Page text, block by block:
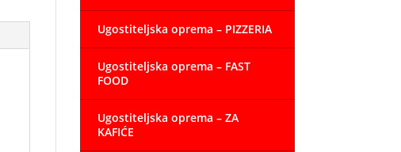
Ugostiteljska oprema – PIZZERIA
Ugostiteljska oprema – FAST
FOOD
Ugostiteljska oprema – ZA
KAFIĆE